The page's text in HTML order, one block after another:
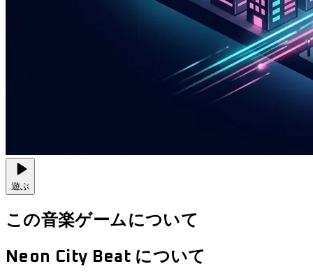
遊ぶ
この音楽ゲームについて
Neon City Beat について